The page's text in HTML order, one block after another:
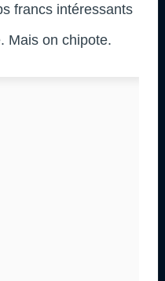
francs intéressants
Mais on chipote.